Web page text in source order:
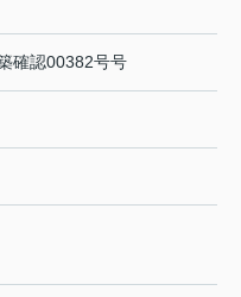
確認00382号号